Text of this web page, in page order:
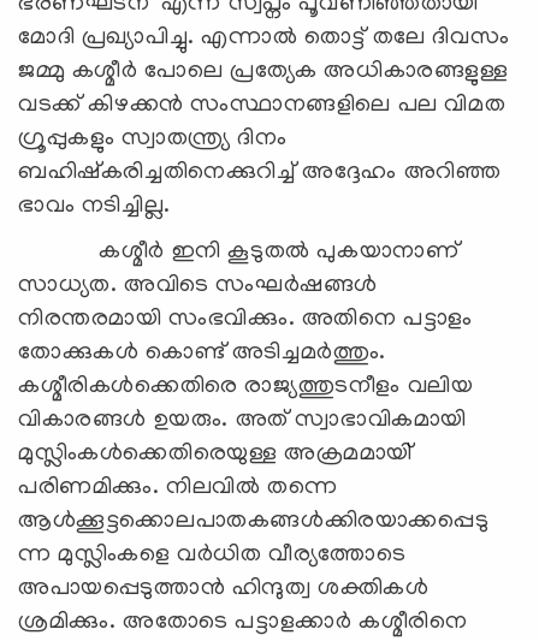
മോദി പ്രഖ്യാപിച്ചു. എന്നാല്‍ തൊട്ട് തലേ ദിവസം
ജമ്മു കശ്മീര്‍ പോലെ പ്രത്യേക അധികാരങ്ങളുള്ള
വടക്ക് കിഴക്കന്‍ സംസ്ഥാനങ്ങളിലെ പല വിമത
ഗ്രൂപ്പുകളും സ്വാതന്ത്ര്യ ദിനം
ബഹിഷ്കരിച്ചതിനെക്കുറിച്ച് അദ്ദേഹം അറിഞ്ഞ
ഭാവം നടിച്ചില്ല.
കശ്മീര്‍ ഇനി കൂടുതല്‍ പുകയാനാണ്
സാധ്യത. അവിടെ സംഘര്‍ഷങ്ങള്‍
നിരന്തരമായി സംഭവിക്കും. അതിനെ പട്ടാളം
തോക്കുകള്‍ കൊണ്ട് അടിച്ചമര്‍ത്തും.
കശ്മീരികള്‍ക്കെതിരെ രാജ്യത്തുടനീളം വലിയ
വികാരങ്ങള്‍ ഉയരും. അത് സ്വാഭാവികമായി
മുസ്ലിംകള്‍ക്കെതിരെയുള്ള അക്രമമായി്
പരിണമിക്കും. നിലവില്‍ തന്നെ
ആള്‍ക്കൂട്ടക്കൊലപാതകങ്ങള്‍ക്കിരയാക്കപ്പെടു
ന്ന മുസ്ലിംകളെ വര്‍ധിത വീര്യത്തോടെ
അപായപ്പെടുത്താന്‍ ഹിന്ദുത്വ ശക്തികള്‍
ശ്രമിക്കും. അതോടെ പട്ടാളക്കാര്‍ കശ്മീരിനെ